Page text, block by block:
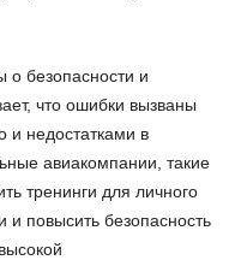
о безопасности и
что ошибки вызваны
и недостатками в
авиакомпании, такие
тренинги для личного
и повысить безопасность